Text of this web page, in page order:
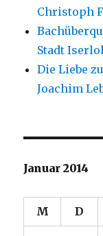
Christoph
Stadt
Die Liebe
Joachim
Januar 2014
M D